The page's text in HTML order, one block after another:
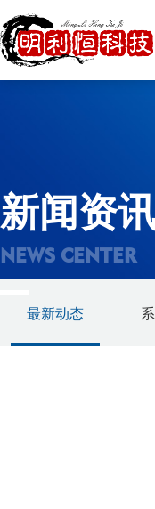
新闻资
NEWS CENTER
最新动态